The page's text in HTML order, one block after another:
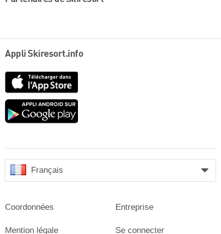
Appli Skiresort.info
Google
Français
Coordonnées
Mention légale
Entreprise
Se connecter